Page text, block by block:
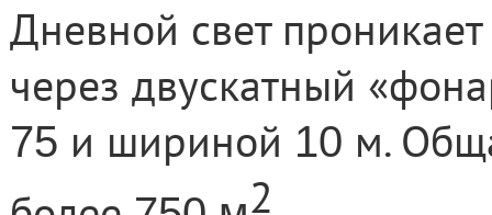
Дневной свет
через двускатный
75 и шириной 10 м.
2